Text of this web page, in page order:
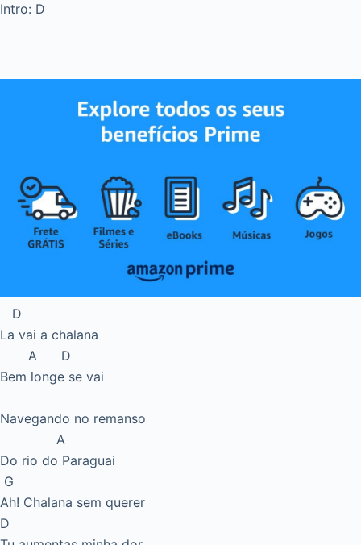
Intro: D
D
La vai a chalana
A D
Bem longe se vai
Navegando no remanso
A
Do rio do Paraguai
G
Ah! Chalana sem querer
D